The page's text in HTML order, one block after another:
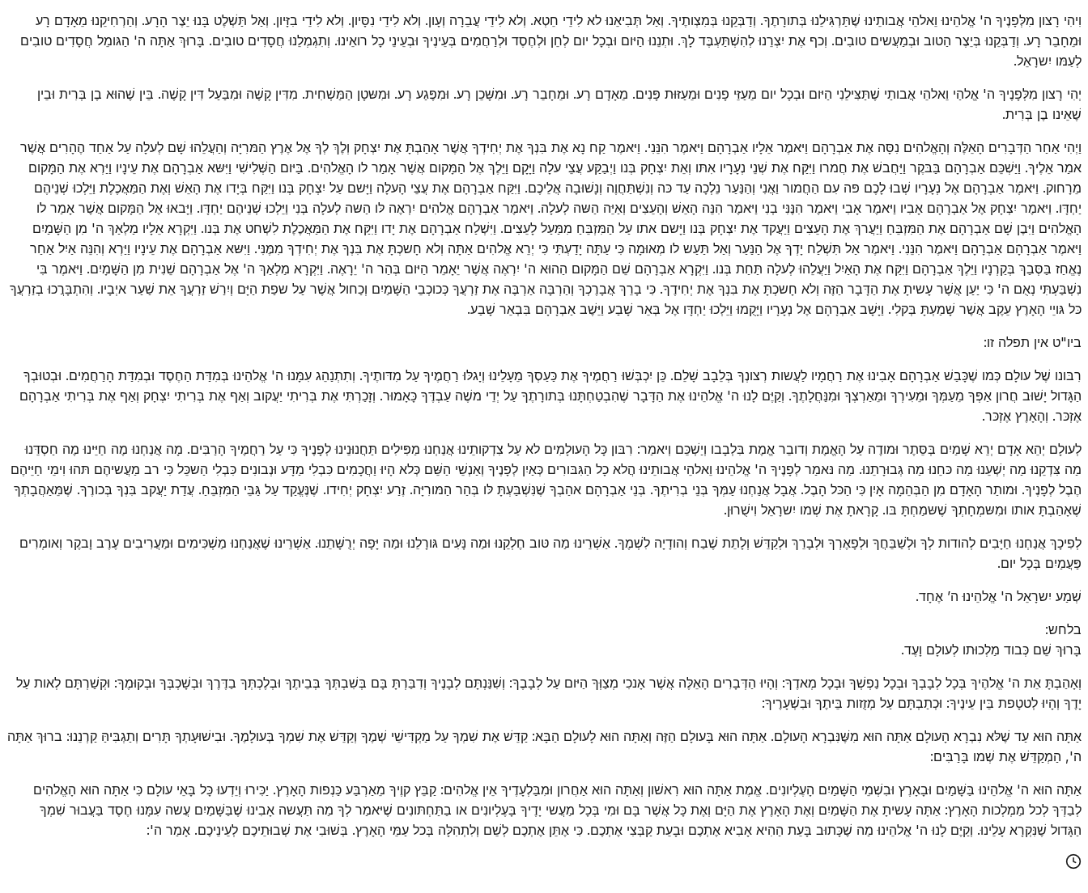
וִיהִי רָצון מִלְּפָנֶיךָ ה' אֱלהֵינוּ וֵאלהֵי אֲבותֵינוּ שֶׁתַּרְגִּילֵנוּ בְּתורָתֶךָ. וְדַבְּקֵנוּ בְּמִצְותֶיךָ. וְאַל תְּבִיאֵנוּ לא לִידֵי חֵטְא. וְלא לִידֵי עֲבֵרָה וְעָון. וְלא לִידֵי נִסָּיון. וְלא לִידֵי בִזָּיון. וְאַל תַּשְׁלֶט בָּנוּ יֵצֶר הָרָע. וְהַרְחִיקֵנוּ מֵאָדָם רָע
וּמֵחָבֵר רָע. וְדַבְּקֵנוּ בְּיֵצֶר הַטוב וּבְמַעֲשים טובִים. וְכף אֶת יִצְרֵנוּ לְהִשְׁתַּעְבֶּד לָךְ. וּתְנֵנוּ הַיּום וּבְכָל יום לְחֵן וּלְחֶסֶד וּלְרַחֲמִים בְּעֵינֶיךָ וּבְעֵינֵי כָל רואֵינוּ. וְתִגְמְלֵנוּ חֲסָדִים טובִים. בָּרוּךְ אַתָּה ה' הַגּומֵל חֲסָדִים טובִים
לְעַמּו יִשרָאֵל.
יְהִי רָצון מִלְּפָנֶיךָ ה' אֱלהַי וֵאלהֵי אֲבותַי שֶׁתַּצִּילֵנִי הַיּום וּבְכָל יום מֵעַזֵּי פָנִים וּמֵעַזּוּת פָּנִים. מֵאָדָם רָע. וּמֵחָבֵר רָע. וּמִשָּׁכֵן רָע. וּמִפֶּגַע רָע. וּמִשּטָן הַמַּשְׁחִית. מִדִּין קָשֶׁה וּמִבַּעַל דִּין קָשֶׁה. בֵּין שֶׁהוּא בֶן בְּרִית וּבֵין
שֶׁאֵינו בֶן בְּרִית.
וַיְהִי אַחַר הַדְּבָרִים הָאֵלֶּה וְהָאֱלהִים נִסָּה אֶת אַבְרָהָם וַיּאמֶר אֵלָיו אַבְרָהָם וַיּאמֶר הִנֵּנִי. וַיּאמֶר קַח נָא אֶת בִּנְךָ אֶת יְחִידְךָ אֲשֶׁר אָהַבְתָּ אֶת יִצְחָק וְלֶךְ לְךָ אֶל אֶרֶץ הַמּרִיָּה וְהַעֲלֵהוּ שָׁם לְעלָה עַל אַחַד הֶהָרִים אֲשֶׁר
אמַר אֵלֶיךָ. וַיַּשְׁכֵּם אַבְרָהָם בַּבּקֶר וַיַּחֲבשׁ אֶת חֲמרו וַיִּקַּח אֶת שְׁנֵי נְעָרָיו אִתּו וְאֵת יִצְחָק בְּנו וַיְבַקַּע עֲצֵי עלָה וַיָּקָם וַיֵּלֶךְ אֶל הַמָּקום אֲשֶׁר אָמַר לו הָאֱלהִים. בַּיּום הַשְּׁלִישִׁי וַיִּשּא אַבְרָהָם אֶת עֵינָיו וַיַּרְא אֶת הַמָּקום
מֵרָחוק. וַיּאמֶר אַבְרָהָם אֶל נְעָרָיו שְׁבוּ לָכֶם פּה עִם הַחֲמור וַאֲנִי וְהַנַּעַר נֵלְכָה עַד כּה וְנִשְׁתַּחֲוֶה וְנָשׁוּבָה אֲלֵיכֶם. וַיִּקַּח אַבְרָהָם אֶת עֲצֵי הָעלָה וַיָּשם עַל יִצְחָק בְּנו וַיִּקַּח בְּיָדו אֶת הָאֵשׁ וְאֶת הַמַּאֲכֶלֶת וַיֵּלְכוּ שְׁנֵיהֶם
יַחְדָּו. וַיּאמֶר יִצְחָק אֶל אַבְרָהָם אָבִיו וַיּאמֶר אָבִי וַיּאמֶר הִנֶּנִּי בְנִי וַיּאמֶר הִנֵּה הָאֵשׁ וְהָעֵצִים וְאַיֵּה הַשּה לְעלָה. וַיּאמֶר אַבְרָהָם אֱלהִים יִרְאֶה לּו הַשּה לְעלָה בְּנִי וַיֵּלְכוּ שְׁנֵיהֶם יַחְדָּו. וַיָּבאוּ אֶל הַמָּקום אֲשֶׁר אָמַר לו
הָאֱלהִים וַיִּבֶן שָׁם אַבְרָהָם אֶת הַמִּזְבֵּחַ וַיַּעֲרךְ אֶת הָעֵצִים וַיַּעֲקד אֶת יִצְחָק בְּנו וַיָּשם אתו עַל הַמִּזְבֵּחַ מִמַּעַל לָעֵצִים. וַיִּשְׁלַח אַבְרָהָם אֶת יָדו וַיִּקַּח אֶת הַמַּאֲכֶלֶת לִשְׁחט אֶת בְּנו. וַיִּקְרָא אֵלָיו מַלְאַךְ ה' מִן הַשָּׁמַיִם
וַיּאמֶר אַבְרָהָם אַבְרָהָם וַיּאמֶר הִנֵּנִי. וַיּאמֶר אַל תִּשְׁלַח יָדְךָ אֶל הַנַּעַר וְאַל תַּעַש לו מְאוּמָה כִּי עַתָּה יָדַעְתִּי כִּי יְרֵא אֱלהִים אַתָּה וְלא חָשכְתָּ אֶת בִּנְךָ אֶת יְחִידְךָ מִמֶּנִּי. וַיִּשּא אַבְרָהָם אֶת עֵינָיו וַיַּרְא וְהִנֵּה אַיִל אַחַר
נֶאֱחַז בַּסְּבַךְ בְּקַרְנָיו וַיֵּלֶךְ אַבְרָהָם וַיִּקַּח אֶת הָאַיִל וַיַּעֲלֵהוּ לְעלָה תַּחַת בְּנו. וַיִּקְרָא אַבְרָהָם שֵׁם הַמָּקום הַהוּא ה' יִרְאֶה אֲשֶׁר יֵאָמֵר הַיּום בְּהַר ה' יֵרָאֶה. וַיִּקְרָא מַלְאַךְ ה' אֶל אַבְרָהָם שֵׁנִית מִן הַשָּׁמָיִם. וַיּאמֶר בִּי
נִשְׁבַּעְתִּי נְאֻם ה' כִּי יַעַן אֲשֶׁר עָשיתָ אֶת הַדָּבָר הַזֶּה וְלא חָשכְתָּ אֶת בִּנְךָ אֶת יְחִידֶךָ. כִּי בָרֵךְ אֲבָרֶכְךָ וְהַרְבָּה אַרְבֶּה אֶת זַרְעֲךָ כְּכוכְבֵי הַשָּׁמַיִם וְכַחול אֲשֶׁר עַל שפַת הַיָּם וְיִרַשׁ זַרְעֲךָ אֵת שַׁעַר איְבָיו. וְהִתְבָּרֲכוּ בְזַרְעֲךָ
כּל גּויֵי הָאָרֶץ עֵקֶב אֲשֶׁר שָׁמַעְתָּ בְּקלִי. וַיָּשָׁב אַבְרָהָם אֶל נְעָרָיו וַיָּקֻמוּ וַיֵּלְכוּ יַחְדָּו אֶל בְּאֵר שָׁבַע וַיֵּשֶׁב אַבְרָהָם בִּבְאֵר שָׁבַע.
ביו"ט אין תפלה זו:
רִבּונו שֶׁל עולָם כְּמו שֶׁכָּבַשׁ אַבְרָהָם אָבִינוּ אֶת רַחֲמָיו לַעֲשות רְצונְךָ בְּלֵבָב שָׁלֵם. כֵּן יִכְבְּשׁוּ רַחֲמֶיךָ אֶת כַּעַסְךָ מֵעָלֵינוּ וְיָגלּוּ רַחֲמֶיךָ עַל מִדּותֶיךָ. וְתִתְנַהֵג עִמָּנוּ ה' אֱלהֵינוּ בְּמִדַּת הַחֶסֶד וּבְמִדַּת הָרַחֲמִים. וּבְטוּבְךָ
הַגָּדול יָשׁוּב חֲרון אַפְּךָ מֵעַמְּךָ וּמֵעִירְךָ וּמֵאַרְצְךָ וּמִנַּחֲלָתֶךָ. וְקַיֶּם לָנוּ ה' אֱלהֵינוּ אֶת הַדָּבָר שֶׁהִבְטַחְתָּנוּ בְּתורָתֶךָ עַל יְדֵי משֶׁה עַבְדֶּךָ כָּאָמוּר. וְזָכַרְתִּי אֶת בְּרִיתִי יַעֲקוב וְאַף אֶת בְּרִיתִי יִצְחָק וְאַף אֶת בְּרִיתִי אַבְרָהָם
אֶזְכּר. וְהָאָרֶץ אֶזְכּר.
לְעולָם יְהֵא אָדָם יְרֵא שָׁמַיִם בְּסֵּתֶר וּמודֶה עַל הָאֱמֶת וְדובֵר אֱמֶת בִּלְבָבו וְיַשְׁכֵּם וְיאמַר: רִבּון כָּל הָעולָמִים לא עַל צִדְקותֵינוּ אֲנַחְנוּ מַפִּילִים תַּחֲנוּנֵינוּ לְפָנֶיךָ כִּי עַל רַחֲמֶיךָ הָרַבִּים. מָה אֲנַחְנוּ מֶה חַיֵּינוּ מֶה חַסְדֵּנוּ
מַה צִּדְקֵנוּ מַה יְשְׁעֵנוּ מַה כּחֵנוּ מַה גְּבוּרָתֵנוּ. מַה נּאמַר לְפָנֶיךָ ה' אֱלהֵינוּ וֵאלהֵי אֲבותֵינוּ הֲלא כָל הַגִּבּורִים כְּאַיִן לְפָנֶיךָ וְאַנְשֵׁי הַשֵּׁם כְּלא הָיוּ וַחֲכָמִים כִּבְלִי מַדָּע וּנְבונִים כִּבְלִי הַשכֵּל כִּי רב מַעֲשיהֶם תּהוּ וִימֵי חַיֵּיהֶם
הֶבֶל לְפָנֶיךָ. וּמותַר הָאָדָם מִן הַבְּהֵמָה אָיִן כִּי הַכּל הָבֶל. אֲבָל אֲנַחְנוּ עַמְּךָ בְּנֵי בְרִיתֶךָ. בְּנֵי אַבְרָהָם אהַבְךָ שֶׁנִּשְׁבַּעְתָּ לּו בְּהַר הַמּורִיָּה. זֶרַע יִצְחָק יְחִידו. שֶׁנֶּעֱקַד עַל גַּבֵּי הַמִּזְבֵּחַ. עֲדַת יַעֲקב בִּנְךָ בְּכורֶךָ. שֶׁמֵּאַהֲבָתְךָ
שֶׁאָהַבְתָּ אותו וּמִשּמְחָתְךָ שֶׁשּמַחְתָּ בּו. קָרָאתָ אֶת שְׁמו יִשרָאֵל וִישֻׁרוּן.
לְפִיכָךְ אֲנַחְנוּ חַיָּבִים לְהודות לְךָ וּלְשַׁבֵּחֲךָ וּלְפָאֶרְךָ וּלְבָרֵךְ וּלְקַדֵּשׁ וְלָתֵת שֶׁבַח וְהודָיָה לִשְׁמֶךָ. אַשְׁרֵינוּ מַה טּוב חֶלְקֵנוּ וּמַה נָּעִים גּורָלֵנוּ וּמַה יָּפָה יְרֻשָּׁתֵנוּ. אַשְׁרֵינוּ שֶׁאֲנַחְנוּ מַשְׁכִּימִים וּמַעֲרִיבִים עֶרֶב וָבקֶר וְאומְרִים
פַּעֲמַיִם בְּכָל יום.
שְׁמַע יִשרָאֵל ה' אֱלהֵינוּ ה’ אֶחָד.
בלחש:
בָּרוּךְ שֵׁם כְּבוד מַלְכוּתו לְעולָם וָעֶד.
וְאָהַבְתָּ אֵת ה' אֱלהֶיךָ בְּכָל לְבָבְךָ וּבְכָל נַפְשְׁךָ וּבְכָל מְאדֶךָ: וְהָיוּ הַדְּבָרִים הָאֵלֶּה אֲשֶׁר אָנכִי מְצַוְּךָ הַיּום עַל לְבָבֶךָ: וְשִׁנַּנְתָּם לְבָנֶיךָ וְדִבַּרְתָּ בָּם בְּשִׁבְתְּךָ בְּבֵיתֶךָ וּבְלֶכְתְּךָ בַדֶּרֶךְ וּבְשָׁכְבְּךָ וּבְקוּמֶךָ: וּקְשַׁרְתָּם לְאות עַל
יָדֶךָ וְהָיוּ לְטטָפת בֵּין עֵינֶיךָ: וּכְתַבְתָּם עַל מְזֻזות בֵּיתֶךָ וּבִשְׁעָרֶיךָ:
אַתָּה הוּא עַד שֶׁלּא נִבְרָא הָעולָם אַתָּה הוּא מִשֶּׁנִּבְרָא הָעולָם. אַתָּה הוּא בָּעולָם הַזֶּה וְאַתָּה הוּא לָעולָם הַבָּא: קַדֵּשׁ אֶת שִׁמְךָ עַל מַקְדִּישֵׁי שְׁמֶךָ וְקַדֵּשׁ אֶת שִׁמְךָ בְּעולָמֶךָ. וּבִישׁוּעָתְךָ תָּרִים וְתַגְבִּיהַּ קַרְנֵנוּ: ברוּךְ אַתָּה
ה', הַמְקַדֵּשׁ אֶת שְׁמו בָּרַבִּים:
אַתָּה הוּא ה' אֱלהֵינוּ בַּשָּׁמַיִם וּבָאָרֶץ וּבִשְׁמֵי הַשָּׁמַיִם הָעֶלְיונִים. אֱמֶת אַתָּה הוּא רִאשׁון וְאַתָּה הוּא אַחֲרון וּמִבַּלְעָדֶיךָ אֵין אֱלהִים: קַבֵּץ קוֶיךָ מֵאַרְבַּע כַּנְפות הָאָרֶץ. יַכִּירוּ וְיֵדְעוּ כָּל בָּאֵי עולָם כִּי אַתָּה הוּא הָאֱלהִים
לְבַדְּךָ לְכל מַמְלְכות הָאָרֶץ: אַתָּה עָשיתָ אֶת הַשָּׁמַיִם וְאֶת הָאָרֶץ אֶת הַיָּם וְאֶת כָּל אֲשֶׁר בָּם וּמִי בְּכָל מַעֲשי יָדֶיךָ בָּעֶלְיונִים או בַתַּחְתּונִים שֶׁיּאמַר לְךָ מַה תַּעֲשה אָבִינוּ שֶׁבַּשָּׁמַיִם עֲשה עִמָּנוּ חֶסֶד בַּעֲבוּר שִׁמְךָ
הַגָּדול שֶׁנִּקְרָא עָלֵינוּ. וְקַיֶּם לָנוּ ה' אֱלהֵינוּ מַה שֶׁכָּתוּב בָּעֵת הַהִיא אָבִיא אֶתְכֶם וּבָעֵת קַבְּצִי אֶתְכֶם. כִּי אֶתֵּן אֶתְכֶם לְשֵׁם וְלִתְהִלָּה בְּכל עַמֵּי הָאָרֶץ. בְּשׁוּבִי אֶת שְׁבוּתֵיכֶם לְעֵינֵיכֶם. אָמַר ה':